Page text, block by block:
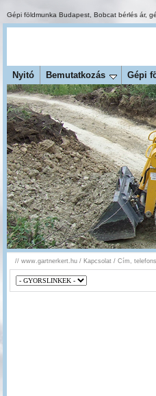
Gépi földmunka Budapest Bobcat bérlés ár,
Nyitó Bemutatkozás Gépi
// www.gartnerkert.hu / Kapcsolat / Cím,